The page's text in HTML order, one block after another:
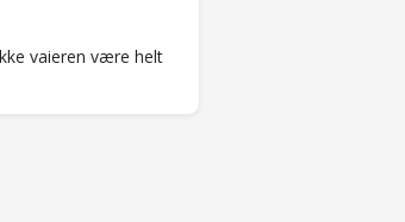
vaieren være helt